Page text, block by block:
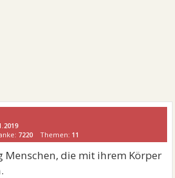
7220 Themen: 11
Menschen, die mit ihrem Körper